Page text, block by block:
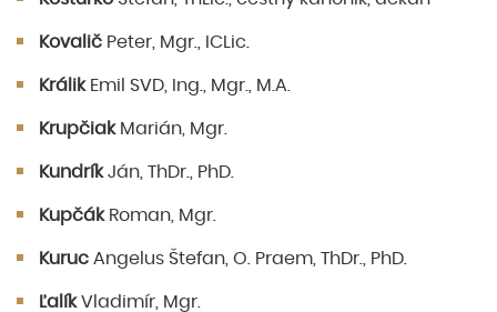
Kovalič Peter, Mgr., ICLic.
KrálikEmil SVD, Ing., Mgr., M.A.
KrupčiakMarián, Mgr.
KundríkJán, ThDr., PhD.
KupčákRoman, Mgr.
Kuruc Angelus Štefan, O. Praem, ThDr., PhD.
ĽalíkVladimír, Mgr.